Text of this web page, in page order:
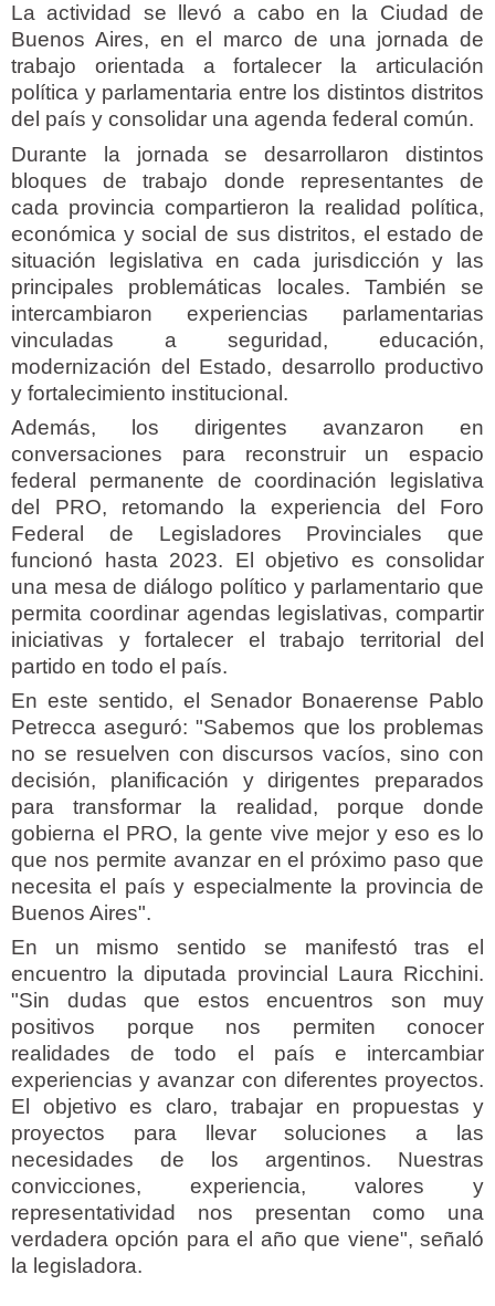
La actividad se llevó a cabo en la Ciudad de
Buenos Aires, en el marco de una jornada de
trabajo orientada a fortalecer la articulación
política y parlamentaria entre los distintos distritos
del país y consolidar una agenda federal común.
Durante la jornada se desarrollaron distintos
bloques de trabajo donde representantes de
cada provincia compartieron la realidad política,
económica y social de sus distritos, el estado de
situación legislativa en cada jurisdicción y las
principales problemáticas locales. También se
intercambiaron experiencias parlamentarias
vinculadas a seguridad, educación,
modernización del Estado, desarrollo productivo
y fortalecimiento institucional.
Además, los dirigentes avanzaron en
conversaciones para reconstruir un espacio
federal permanente de coordinación legislativa
del PRO, retomando la experiencia del Foro
Federal de Legisladores Provinciales que
funcionó hasta 2023. El objetivo es consolidar
una mesa de diálogo político y parlamentario que
permita coordinar agendas legislativas, compartir
iniciativas y fortalecer el trabajo territorial del
partido en todo el país.
En este sentido, el Senador Bonaerense Pablo
Petrecca aseguró: "Sabemos que los problemas
no se resuelven con discursos vacíos, sino con
decisión, planificación y dirigentes preparados
para transformar la realidad, porque donde
gobierna el PRO, la gente vive mejor y eso es lo
que nos permite avanzar en el próximo paso que
necesita el país y especialmente la provincia de
Buenos Aires".
En un mismo sentido se manifestó tras el
encuentro la diputada provincial Laura Ricchini.
"Sin dudas que estos encuentros son muy
positivos porque nos permiten conocer
realidades de todo el país e intercambiar
experiencias y avanzar con diferentes proyectos.
El objetivo es claro, trabajar en propuestas y
proyectos para llevar soluciones a las
necesidades de los argentinos. Nuestras
convicciones, experiencia, valores y
representatividad nos presentan como una
verdadera opción para el año que viene", señaló
la legisladora.